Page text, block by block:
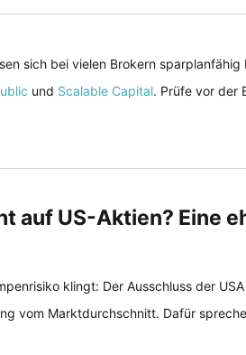
sich bei vielen Brokern
und Scalable Capital. Prüfe vor der
auf US-Aktien? Eine
klingt: Der Ausschluss der
vom Marktdurchschnitt. Dafür